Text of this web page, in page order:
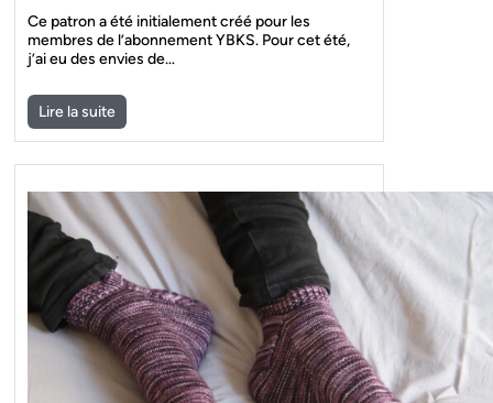
Ce patron a été initialement créé pour les
membres de l’abonnement YBKS. Pour cet été,
j’ai eu des envies de…
Lire la suite